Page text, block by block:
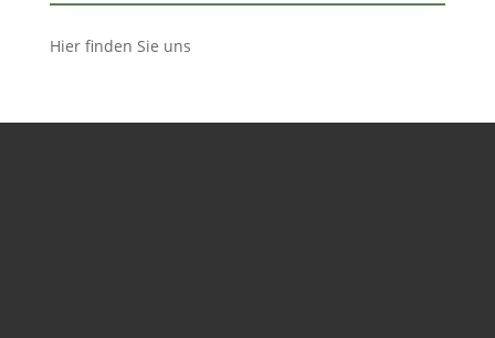
Hier finden Sie uns